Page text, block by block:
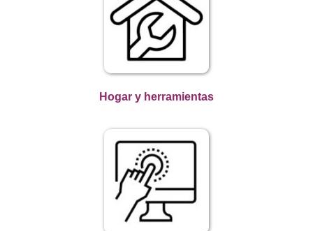
Hogar y herramientas